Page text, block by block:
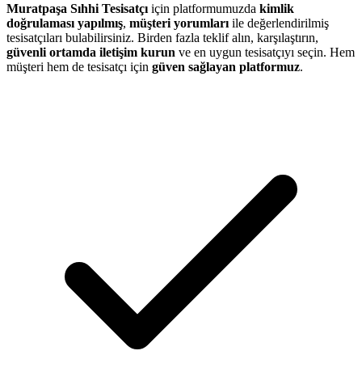
Muratpaşa Sıhhi Tesisatçı için platformumuzda kimlik
doğrulaması yapılmış, müşteri yorumları ile değerlendirilmiş
tesisatçıları bulabilirsiniz. Birden fazla teklif alın, karşılaştırın,
güvenli ortamda iletişim kurun ve en uygun tesisatçıyı seçin. Hem
müşteri hem de tesisatçı için güven sağlayan platformuz.